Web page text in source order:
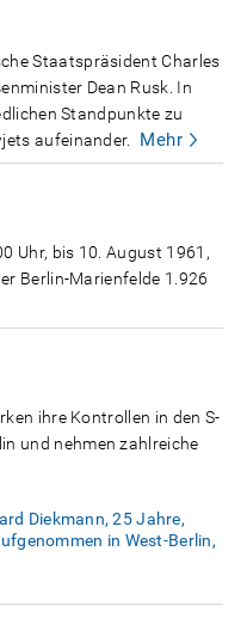
Staatspräsident Charles
Dean Rusk. In
Standpunkte zu
aufeinander.
Mehr
Uhr, bis 10. August 1961,
Berlin-Marienfelde 1.926
ihre Kontrollen in den S-
und nehmen zahlreiche
Diekmann, 25 Jahre,
in West-Berlin,